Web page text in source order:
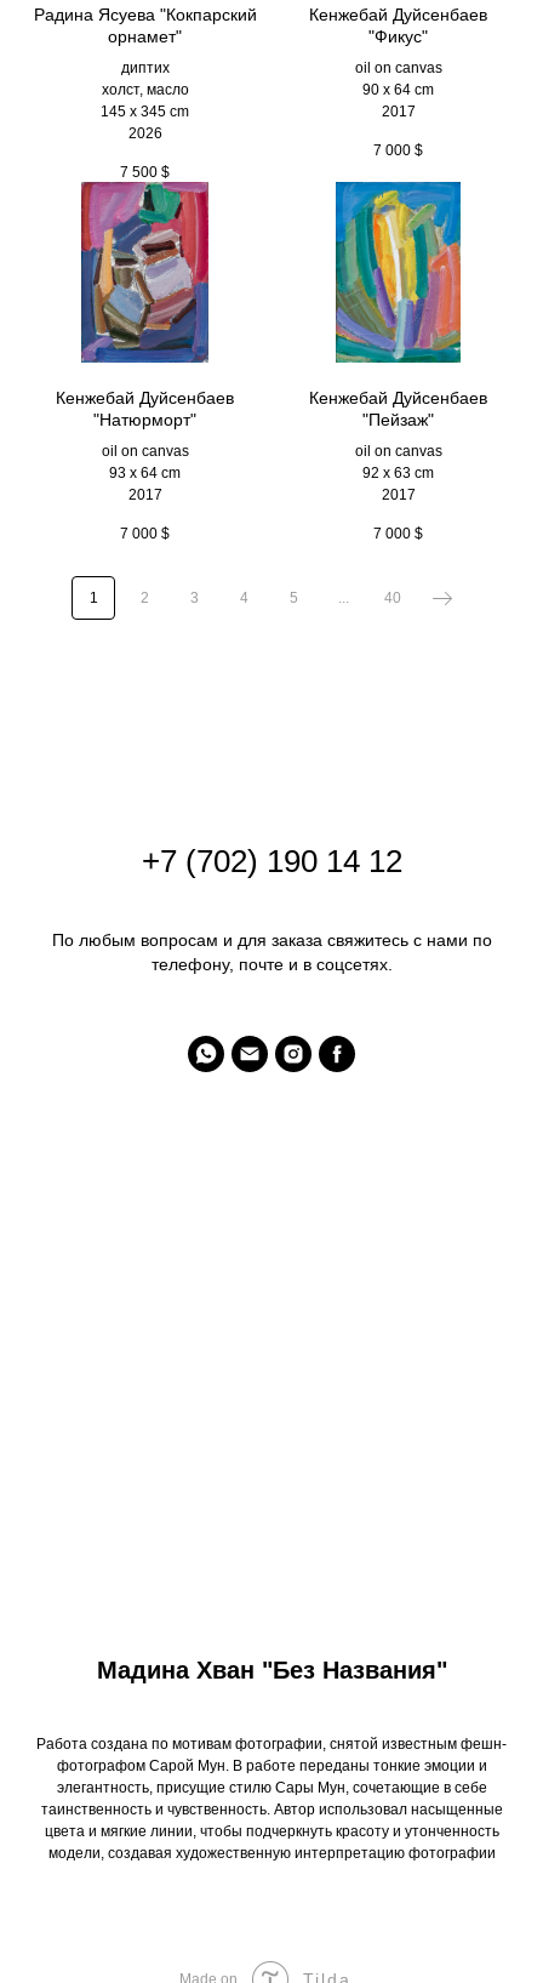
Радина Ясуева "Кокпарский
орнамет"
диптих
холст, масло
145 х 345 cm
2026
7 500 $
Кенжебай Дуйсенбаев
"Фикус"
oil on canvas
90 x 64 cm
2017
7 000 $
Кенжебай Дуйсенбаев
"Натюрморт"
oil on canvas
93 x 64 cm
2017
7 000 $
Кенжебай Дуйсенбаев
"Пейзаж"
oil on canvas
92 x 63 cm
2017
7 000 $
1 2 3 4 5 ... 40
+7 (702) 190 14 12
По любым вопросам и для заказа свяжитесь с нами по
телефону, почте и в соцсетях.
Мадина Хван "Без Названия"
Работа создана по мотивам фотографии, снятой известным фешн-
фотографом Сарой Мун. В работе переданы тонкие эмоции и
элегантность, присущие стилю Сары Мун, сочетающие в себе
таинственность и чувственность. Автор использовал насыщенные
цвета и мягкие линии, чтобы подчеркнуть красоту и утонченность
модели, создавая художественную интерпретацию фотографии
Made on